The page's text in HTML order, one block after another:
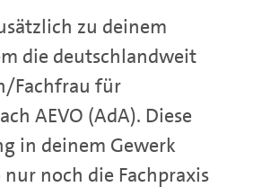
zu deinem
die deutschlandweit
Fachfrau für
AEVO (AdA). Diese
in deinem Gewerk
noch die Fachpraxis